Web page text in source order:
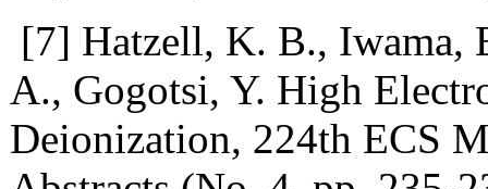
[7] Hatzell, K. B., Iwama,
A., Gogotsi, Y. High
Deionization, 224th ECS